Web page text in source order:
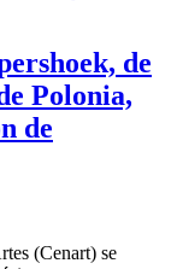
de
Polonia,
de
(Cenart) se